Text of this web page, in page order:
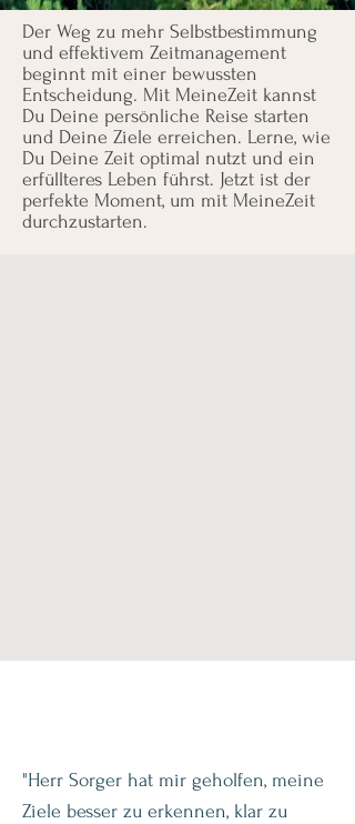
Der Weg zu mehr Selbstbestimmung
und effektivem Zeitmanagement
beginnt mit einer bewussten
Entscheidung. Mit MeineZeit kannst
Du Deine persönliche Reise starten
und Deine Ziele erreichen. Lerne, wie
Du Deine Zeit optimal nutzt und ein
erfüllteres Leben führst. Jetzt ist der
perfekte Moment, um mit MeineZeit
durchzustarten.
"Herr Sorger hat mir geholfen, meine
Ziele besser zu erkennen, klar zu